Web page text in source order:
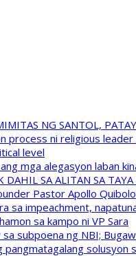
NG SANTOL,
process ni religious
level
mga alegasyon laban
DAHIL SA ALITAN SA
Pastor Apollo
sa impeachment,
sa kampo ni VP Sara
subpoena ng NBI;
pangmatagalang